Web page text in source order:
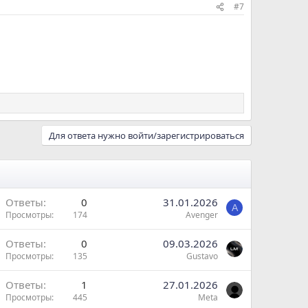
#7
Для ответа нужно войти/зарегистрироваться
Ответы 0
Просмотры 174
31.01.2026
Avenger
A
Ответы 0
Просмотры 135
09.03.2026
Gustavo
Ответы 1
Просмотры 445
27.01.2026
Meta